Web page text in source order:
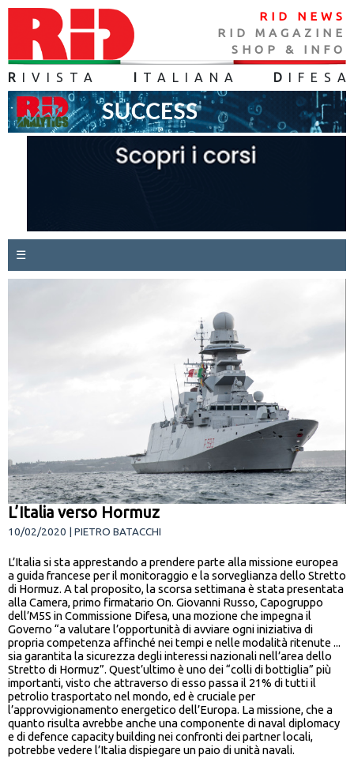
RID NEWS
RID MAGAZINE
SHOP & INFO
R IVISTA TALIANA D IFES A
☰
L’Italia verso Hormuz
10/02/2020 | PIETRO BATACCHI
L’Italia si sta apprestando a prendere parte alla missione europea
a guida francese per il monitoraggio e la sorveglianza dello Stretto
di Hormuz. A tal proposito, la scorsa settimana è stata presentata
alla Camera, primo firmatario On. Giovanni Russo, Capogruppo
dell’M5S in Commissione Difesa, una mozione che impegna il
Governo “a valutare l’opportunità di avviare ogni iniziativa di
propria competenza affinché nei tempi e nelle modalità ritenute ...
sia garantita la sicurezza degli interessi nazionali nell’area dello
Stretto di Hormuz”. Quest’ultimo è uno dei “colli di bottiglia” più
importanti, visto che attraverso di esso passa il 21% di tutti il
petrolio trasportato nel mondo, ed è cruciale per
l’approvvigionamento energetico dell’Europa. La missione, che a
quanto risulta avrebbe anche una componente di naval diplomacy
e di defence capacity building nei confronti dei partner locali,
potrebbe vedere l’Italia dispiegare un paio di unità navali.